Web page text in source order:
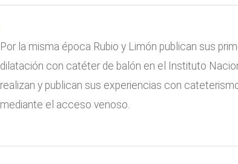
Por la misma época Rubio y Limón publican sus
dilatación con catéter de balón en el Instituto
realizan y publican sus experiencias con
mediante el acceso venoso.